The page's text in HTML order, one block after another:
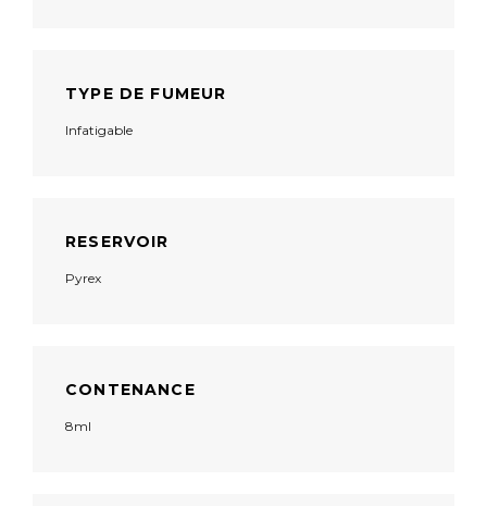
TYPE DE FUMEUR
Infatigable
RESERVOIR
Pyrex
CONTENANCE
8ml